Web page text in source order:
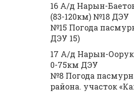
16 А/д Нарын-
(83-120км) №18 ДЭУ
№15 Погода
ДЭУ 15)
17 А/д Нарын-
0-75км ДЭУ
№8 Погода
района. участок